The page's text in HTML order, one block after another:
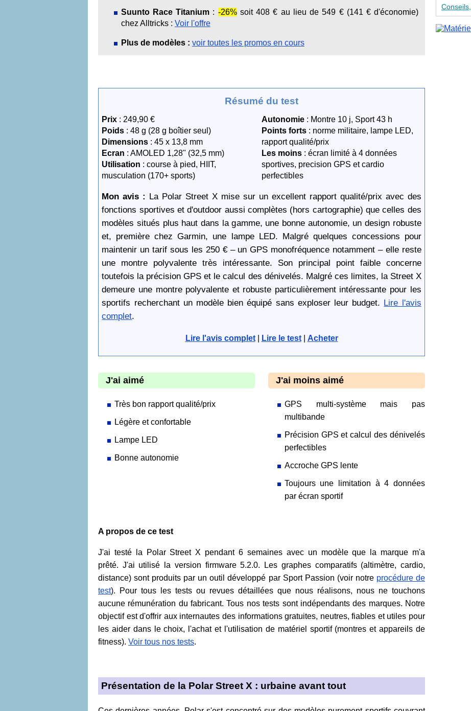
Suunto Race Titanium : -26%soit 408 € au lieu de 549 € (141 € d'économie)
chez Alltricks : Voir l'offre
Plus de modèles : voir toutes les promos en cours
Résumé du test
Prix : 249,90 €
Poids : 48 g (28 g boîtier seul)
Dimensions : 45 x 13,8 mm
Ecran : AMOLED 1,28" (32,5 mm)
Utilisation : course à pied, HIIT,
musculation (170+ sports)
Autonomie : Montre 10 j, Sport 43 h
Points forts : norme militaire, lampe LED,
rapport qualité/prix
Les moins : écran limité à 4 données
sportives, precision GPS et cardio
perfectibles
Mon avis : La Polar Street X mise sur un excellent rapport qualité/prix avec des
fonctions sportives et d'outdoor aussi complètes (hors cartographie) que celles des
modèles situés plus haut dans la gamme, une bonne autonomie, un design robuste
et, première chez Garmin, une lampe LED. Malgré quelques concessions pour
maintenir un tarif sous les 250 € – un GPS monofréquence notamment – elle reste
une montre polyvalente très intéressante. Son principal point faible concerne
toutefois la précision GPS et le calcul des dénivelés. Malgré ces limites, la Street X
demeure une montre polyvalente et robuste particulièrement intéressante pour les
sportifs recherchant un modèle bien équipé sans exploser leur budget. Lire l'avis
complet.
Lire l'avis complet| Lire le test| Acheter
J'ai aimé
Très bon rapport qualité/prix
Légère et confortable
Lampe LED
Bonne autonomie
J'ai moins aimé
GPS multi-système mais pas
multibande
Précision GPS et calcul des dénivelés
perfectibles
Accroche GPS lente
Toujours une limitation à 4 données
par écran sportif
A propos de ce test
J'ai testé la Polar Street X pendant 6 semaines avec un modèle que la marque m'a
prêté. J'ai utilisé la version firmware 5.2.0. Les graphes comparatifs (altimètre, cardio,
distance) sont produits par un outil développé par Sport Passion (voir notre procédure de
test). Pour tous les tests ou revues détaillées que nous réalisons, nous ne touchons
aucune rémunération du fabricant. Tous nos tests sont indépendants des marques. Notre
objectif est d'offrir aux internautes des informations gratuites, neutres, fiables et utiles pour
les aider dans le choix, l'achat et l'utilisation de matériel sportif (montres et appareils de
fitness). Voir tous nos tests.
Présentation de la Polar Street X : urbaine avant tout